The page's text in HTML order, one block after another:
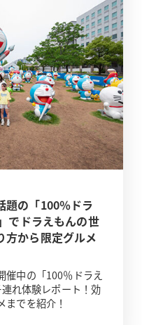
題の「100％ドラ
でドラえもんの世
方から限定グルメ
催中の「100％ドラえ
れ体験レポート！効
でを紹介！